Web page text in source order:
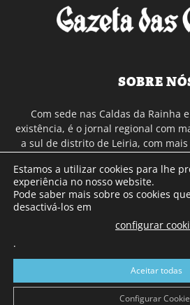
SOBRE
Com sede nas Caldas da Rainha
existência, é o jornal regional com
a sul de distrito de Leiria, com
Continental e
SIGA-
Estamos a utilizar cookies para lhe
experiência no nosso website.
Pode saber mais sobre os cookies
desactivá-los em
configurar
.
Aceitar todas
Configurar